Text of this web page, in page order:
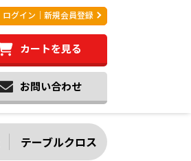
ログイン｜新規会員登録
カートを見る
お問い合わせ
テーブルクロス